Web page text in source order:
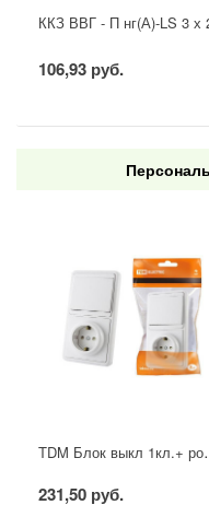
ККЗ ВВГ - П нг(А)-LS 3 х
106,93 руб.
TDM Блок
231,50 руб.